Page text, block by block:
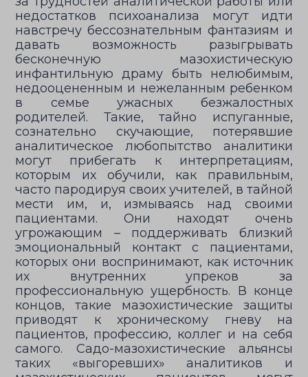
недостатков психоанализа могут идти
навстречу бессознательным фантазиям и
давать возможность разыгрывать
бесконечную мазохистическую
инфантильную драму быть нелюбимым,
недооцененным и нежеланным ребенком
в семье ужасных безжалостных
родителей. Такие, тайно испуганные,
сознательно скучающие, потерявшие
аналитическое любопытство аналитики
могут прибегать к интерпретациям,
которым их обучили, как правильным,
часто пародируя своих учителей, в тайной
мести им, и, измываясь над своими
пациентами. Они находят очень
угрожающим – поддерживать близкий
эмоциональный контакт с пациентами,
которых они воспринимают, как источник
их внутренних упреков за
профессиональную ущербность. В конце
концов, такие мазохистические защиты
приводят к хроническому гневу на
пациентов, профессию, коллег и на себя
самого. Садо-мазохистические альянсы
таких «выгоревших» аналитиков и